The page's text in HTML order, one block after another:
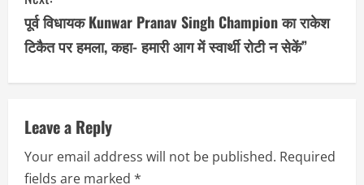
i
n
e
R
पूर्व विधायक Kunwar Pranav Singh Champion का राकेश
टिकैत पर हमला, कहा- हमारी आग में स्वार्थी रोटी न सेकें”
Leave a Reply
Your email address will not be published. Required
fields are marked *